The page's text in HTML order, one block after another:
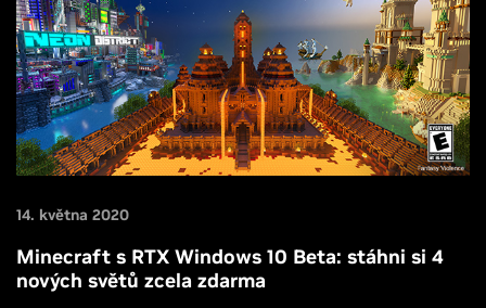
14. května 2020
Minecraft s RTX Windows 10 Beta: stáhni si 4
nových světů zcela zdarma